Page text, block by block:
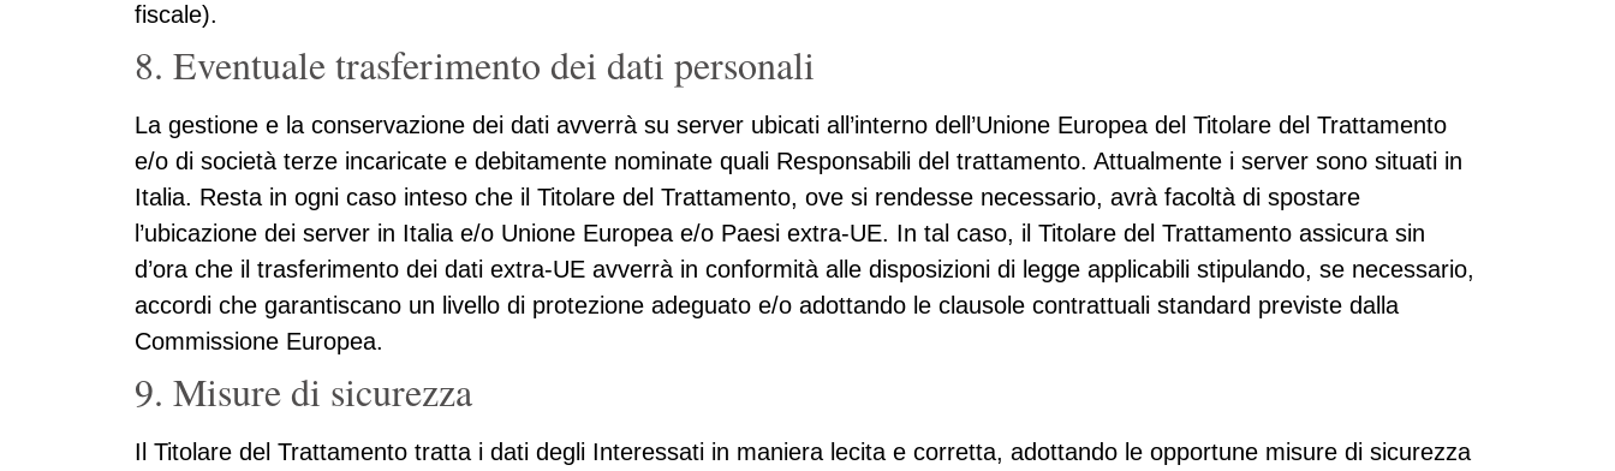
fiscale).
8. Eventuale trasferimento dei dati personali
La gestione e la conservazione dei dati avverrà su server ubicati all’interno dell’Unione Europea del Titolare del Trattamento
e/o di società terze incaricate e debitamente nominate quali Responsabili del trattamento. Attualmente i server sono situati in
Italia. Resta in ogni caso inteso che il Titolare del Trattamento, ove si rendesse necessario, avrà facoltà di spostare
l’ubicazione dei server in Italia e/o Unione Europea e/o Paesi extra-UE. In tal caso, il Titolare del Trattamento assicura sin
d’ora che il trasferimento dei dati extra-UE avverrà in conformità alle disposizioni di legge applicabili stipulando, se necessario,
accordi che garantiscano un livello di protezione adeguato e/o adottando le clausole contrattuali standard previste dalla
Commissione Europea.
9. Misure di sicurezza
Il Titolare del Trattamento tratta i dati degli Interessati in maniera lecita e corretta, adottando le opportune misure di sicurezza